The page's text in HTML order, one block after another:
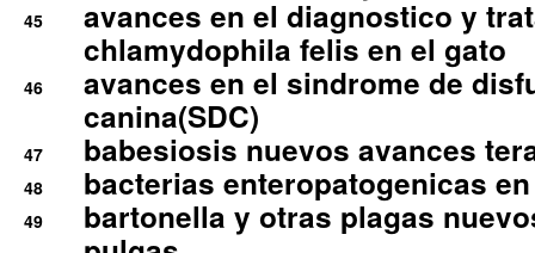
45
avances en el diagnostico y
chlamydophila felis en el gato
46
avances en el sindrome de
canina(SDC)
47 babesiosis nuevos avances
48 bacterias enteropatogenicas
49
bartonella y otras plagas